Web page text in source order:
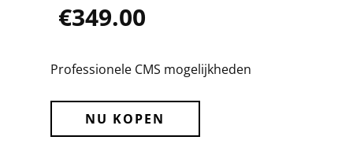
€349.00
Professionele CMS mogelijkheden
NU KOPEN